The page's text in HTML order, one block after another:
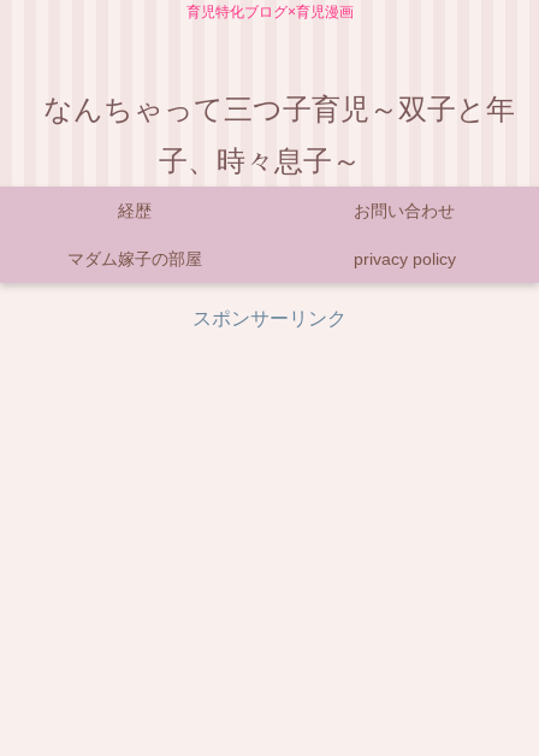
育児特化ブログ×育児漫画
なんちゃって三つ子育児～双子と年
子、時々息子～
経歴 お問い合わせ
マダム嫁子の部屋 privacy policy
スポンサーリンク